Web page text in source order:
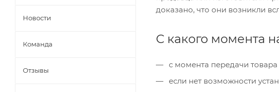
доказано, что они возникли
С какого момента
с момента передачи
если нет возможности
Новости
Команда
Отзывы